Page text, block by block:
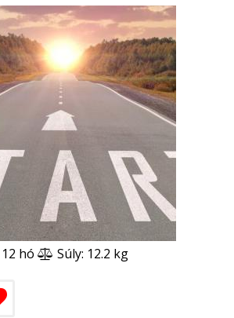
12 hó
Súly: 12.2 kg